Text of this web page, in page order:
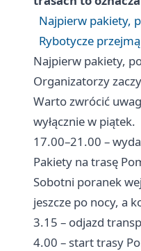
Najpierw pakiety,
Rybotycze
Najpierw pakiety,
Organizatorzy
Warto zwrócić
wyłącznie w piątek.
17.00–21.00 –
Pakiety na trasę
Sobotni poranek
jeszcze po nocy, a
3.15 – odjazd
4.00 – start trasy